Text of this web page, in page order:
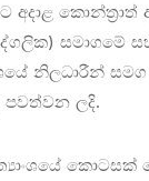
අදාළ
සමාගමේ
නිලධාරීන්
පවත්වන ලදි.